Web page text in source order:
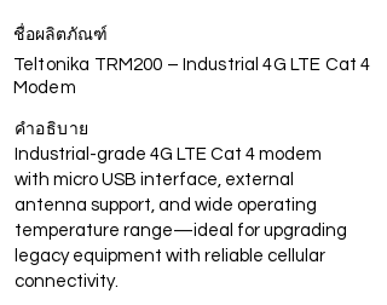
ชื่อผลิตภัณฑ์
Teltonika TRM200 – Industrial 4G LTE Cat 4
Modem
คำอธิบาย
Industrial-grade 4G LTE Cat 4 modem
with micro USB interface, external
antenna support, and wide operating
temperature range—ideal for upgrading
legacy equipment with reliable cellular
connectivity.